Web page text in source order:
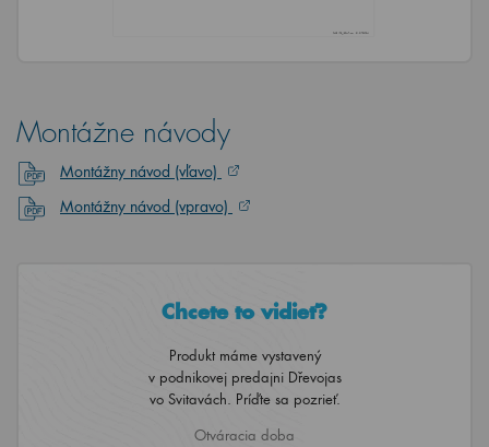
Montážne návody
Montážny návod (vľavo)
Montážny návod (vpravo)
Chcete to vidieť?
Produkt máme vystavený
v podnikovej predajni Dřevojas
vo Svitavách. Príďte sa pozrieť.
Otváracia doba